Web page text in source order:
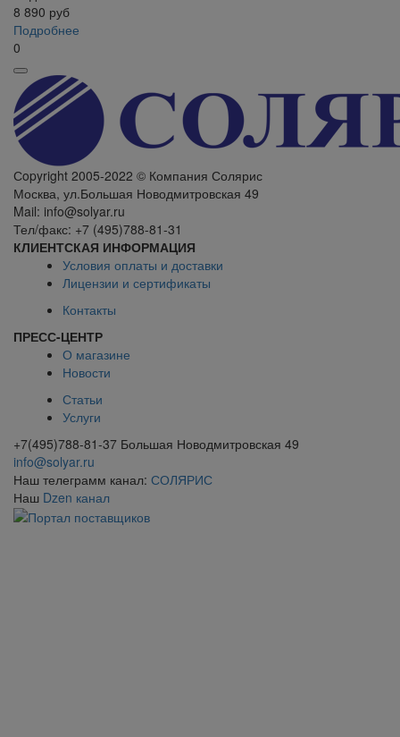
8 890 руб
Подробнее
0
Сopyright 2005-2022 © Компания Солярис
Москва, ул.Большая Новодмитровская 49
Mail: info@solyar.ru
Тел/факс: +7 (495)788-81-31
КЛИЕНТСКАЯ ИНФОРМАЦИЯ
Условия оплаты и доставки
Лицензии и сертификаты
Контакты
ПРЕСС-ЦЕНТР
О магазине
Новости
Статьи
Услуги
+7(495)788-81-37 Большая Новодмитровская 49
info@solyar.ru
Наш телеграмм канал: СОЛЯРИС
Наш Dzen канал